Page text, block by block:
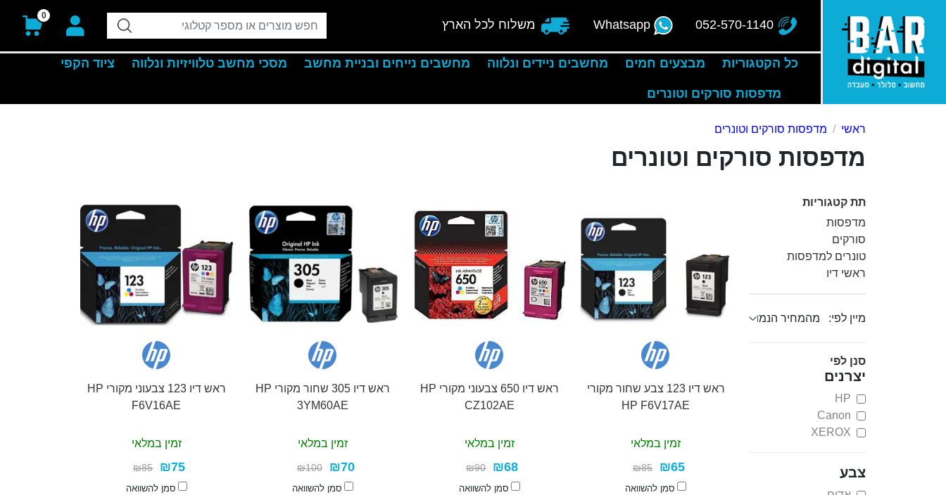
052-570-1140
Whatsapp משלוח לכל הארץ
0
כל הקטגוריות מבצעים חמים מחשבים ניידים ונלווה מחשבים נייחים ובניית מחשב מסכי מחשב טלוויזיות ונלווה ציוד הקפי
מדפסות סורקים וטונרים
ראשי מדפסות סורקים וטונרים
מדפסות סורקים וטונרים
תת קטגוריות
מדפסות
סורקים
טונרים למדפסות
ראשי דיו
מיין לפי:
סנן לפי
יצרנים
HP
Canon
XEROX
צבע
ראש דיו 123 צבע שחור מקורי
HP F6V17AE
זמין במלאי
₪85 ₪65
סמן להשוואה
ראש דיו 650 צבעוני מקורי HP
CZ102AE
זמין במלאי
₪90 ₪68
סמן להשוואה
ראש דיו 305 שחור מקורי HP
3YM60AE
זמין במלאי
₪100 ₪70
סמן להשוואה
ראש דיו 123 צבעוני מקורי HP
F6V16AE
זמין במלאי
₪85 ₪75
סמן להשוואה